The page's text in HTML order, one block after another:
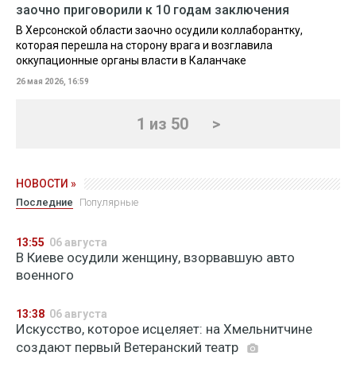
заочно приговорили к 10 годам заключения
В Херсонской области заочно осудили коллаборантку,
которая перешла на сторону врага и возглавила
оккупационные органы власти в Каланчаке
26 мая 2026, 16:59
1 из 50 >
НОВОСТИ »
Последние Популярные
13:55 06 августа
В Киеве осудили женщину, взорвавшую авто
военного
13:38 06 августа
Искусство, которое исцеляет: на Хмельнитчине
создают первый Ветеранский театр